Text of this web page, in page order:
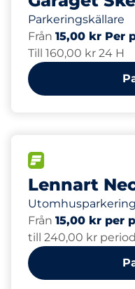
Parkeringskällare
Från 15,00 kr Per
Till 160,00 kr 24 H
Lennart
Utomhusparkering
Från 15,00 kr per
till 240,00 kr